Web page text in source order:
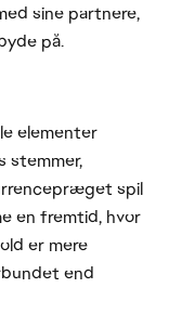
sine partnere,
på.
elementer
stemmer,
spil
en fremtid, hvor
er mere
end